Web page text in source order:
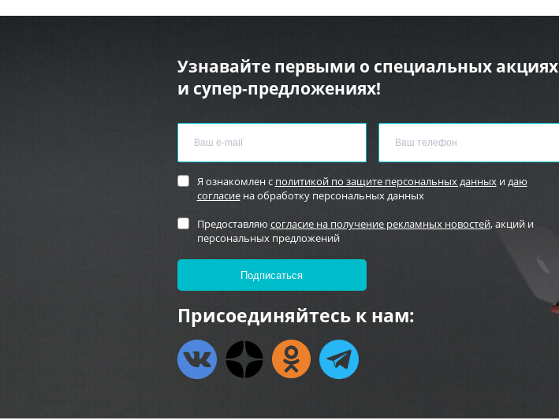
Узнавайте первыми о специальных акциях
и супер-предложениях!
Я ознакомлен с политикой по защите персональных данныхи даю
согласиена обработку персональных данных
Предоставляю согласие на получение рекламных новостей, акций и
персональных предложений
Присоединяйтесь к нам: